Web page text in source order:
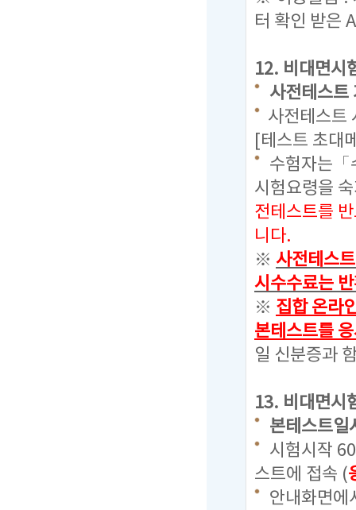
터 확인 받은
12. 비대면시
사전테스
사전테스트
[테스트 초대
수험자는「
시험요령을
전테스트를
니다.
※ 사전테스
시수수료는
※ 집합 온라
본테스트를
일 신분증과
13. 비대면시
본테스트일
시험시작
스트에 접속 (
안내화면에